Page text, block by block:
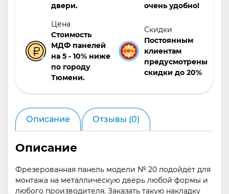
двери.
очень удобно!
Цена
Стоимость
МДФ панелей
на 5 - 10% ниже
по городу
Тюмени.
Скидки
Постоянным
клиентам
предусмотрены
скидки до 20%
Описание Отзывы (0)
Описание
Фрезерованная панель модели № 20 подойдёт для
монтажа на металлическую дверь любой формы и
любого производителя. Заказать такую накладку